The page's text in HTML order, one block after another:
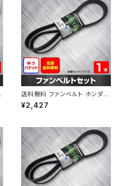
送料無料 ファンベルト ホンダ ラ
イフ 型式JB6 H15.09～H20.1
1 （国内トップメーカー） 1本 HA
¥2,427